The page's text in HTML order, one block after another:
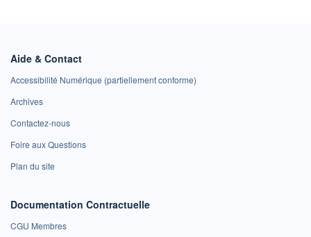
Aide & Contact
Accessibilité Numérique (partiellement conforme)
Archives
Contactez-nous
Foire aux Questions
Plan du site
Documentation Contractuelle
CGU Membres